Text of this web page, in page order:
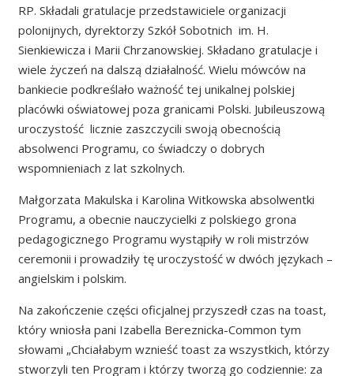
RP. Składali gratulacje przedstawiciele organizacji
polonijnych, dyrektorzy Szkół Sobotnich im. H.
Sienkiewicza i Marii Chrzanowskiej. Składano gratulacje i
wiele życzeń na dalszą działalność. Wielu mówców na
bankiecie podkreślało ważność tej unikalnej polskiej
placówki oświatowej poza granicami Polski. Jubileuszową
uroczystość licznie zaszczycili swoją obecnością
absolwenci Programu, co świadczy o dobrych
wspomnieniach z lat szkolnych.
Małgorzata Makulska i Karolina Witkowska absolwentki
Programu, a obecnie nauczycielki z polskiego grona
pedagogicznego Programu wystąpiły w roli mistrzów
ceremonii i prowadziły tę uroczystość w dwóch językach –
angielskim i polskim.
Na zakończenie części oficjalnej przyszedł czas na toast,
który wniosła pani Izabella Bereznicka-Common tym
słowami „Chciałabym wznieść toast za wszystkich, którzy
stworzyli ten Program i którzy tworzą go codziennie: za